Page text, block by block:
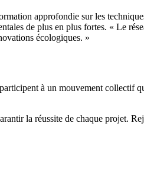
approfondie sur les
de plus en plus fortes. « Le
écologiques. »
à un mouvement collectif
la réussite de chaque projet.